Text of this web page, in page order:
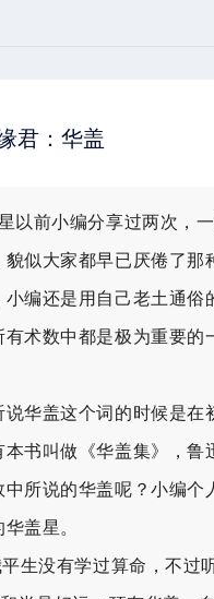
君：华盖
以前小编分享过两次，一
似大家都早已厌倦了那
编还是用自己老土通俗
术数中都是极为重要的
华盖这个词的时候是在
书叫做《华盖集》，鲁
所说的华盖呢？小编个
盖星。
生没有学过算命，不过